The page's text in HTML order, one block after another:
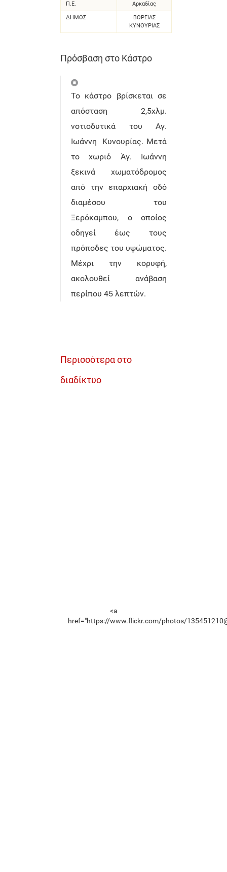
Π.Ε. Αρκαδίας
ΔΗΜΟΣ
ΒΟΡΕΙΑΣ
ΚΥΝΟΥΡΙΑΣ
Πρόσβαση στο Κάστρο
Το κάστρο βρίσκεται σε
απόσταση 2,5χλμ.
νοτιοδυτικά του Αγ.
Ιωάννη Κυνουρίας. Μετά
το χωριό Άγ. Ιωάννη
ξεκινά χωματόδρομος
από την επαρχιακή οδό
διαμέσου του
Ξερόκαμπου, ο οποίος
οδηγεί έως τους
πρόποδες του υψώματος.
Μέχρι την κορυφή,
ακολουθεί ανάβαση
περίπου 45 λεπτών.
Περισσότερα στο
διαδίκτυο
<a
href="https://www.flickr.com/photos/